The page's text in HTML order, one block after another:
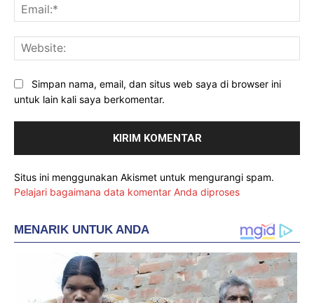
Simpan nama, email, dan situs web saya di browser ini
untuk lain kali saya berkomentar.
Situs ini menggunakan Akismet untuk mengurangi spam.
Pelajari bagaimana data komentar Anda diproses